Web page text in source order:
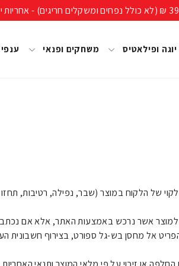
יוגה ופילאטיס משחקים ופנאי
של הלקוח במוצר (שבר, נפילה, רטיבות,
למוצר אשר נרכש באמצעות האתר, אלא אם
אל מחסן בש-גל ספורט, בצירוף חשבונית